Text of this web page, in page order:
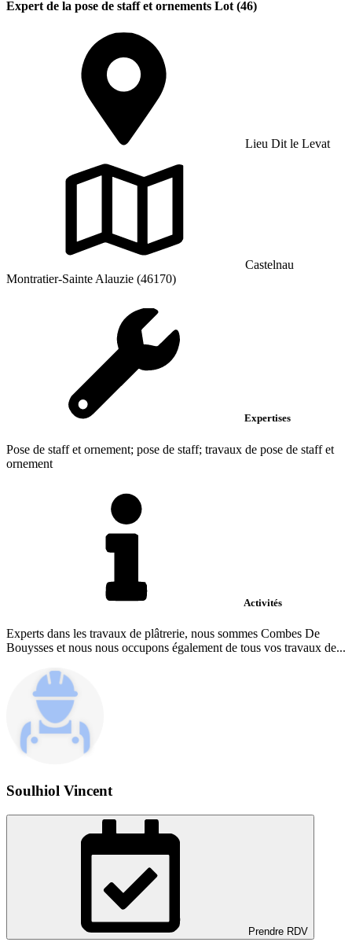
Expert de la pose de staff et ornements Lot (46)
Lieu Dit le Levat
Castelnau
Montratier-Sainte Alauzie (46170)
Expertises
Pose de staff et ornement; pose de staff; travaux de pose de staff et
ornement
Activités
Experts dans les travaux de plâtrerie, nous sommes Combes De
Bouysses et nous nous occupons également de tous vos travaux de...
Soulhiol Vincent
Prendre RDV